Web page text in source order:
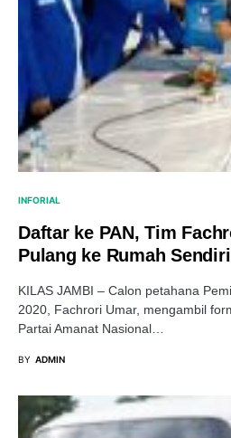
INFORIAL
Daftar ke PAN, Tim
Pulang ke Rumah Sendiri
KILAS JAMBI – Calon petahana
2020, Fachrori Umar, mengambil
Partai Amanat Nasional…
BY ADMIN